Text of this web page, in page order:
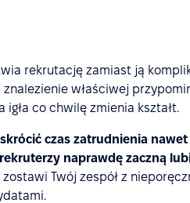
rekrutację zamiast ją
właściwej
co chwilę zmienia kształt.
czas zatrudnienia
naprawdę zaczną
zostawi Twój zespół z